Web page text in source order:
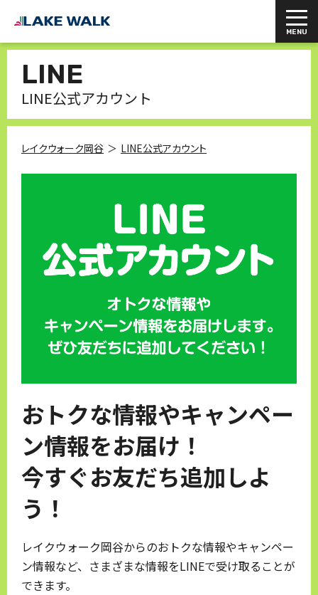
LINE
LINE公式アカウント
レイクウォーク岡谷 LINE公式アカウント
おトクな情報やキャンペー
ン情報をお届け！
今すぐお友だち追加しよ
う！
レイクウォーク岡谷からのおトクな情報やキャンペー
ン情報など、さまざまな情報をLINEで受け取ることが
できます。